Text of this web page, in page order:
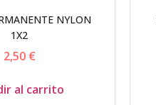
NYLON
1X2
2,50 €
al carrito